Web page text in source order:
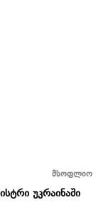
მსოფლიო
უკრაინაში